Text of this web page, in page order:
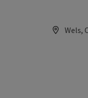
Wels,